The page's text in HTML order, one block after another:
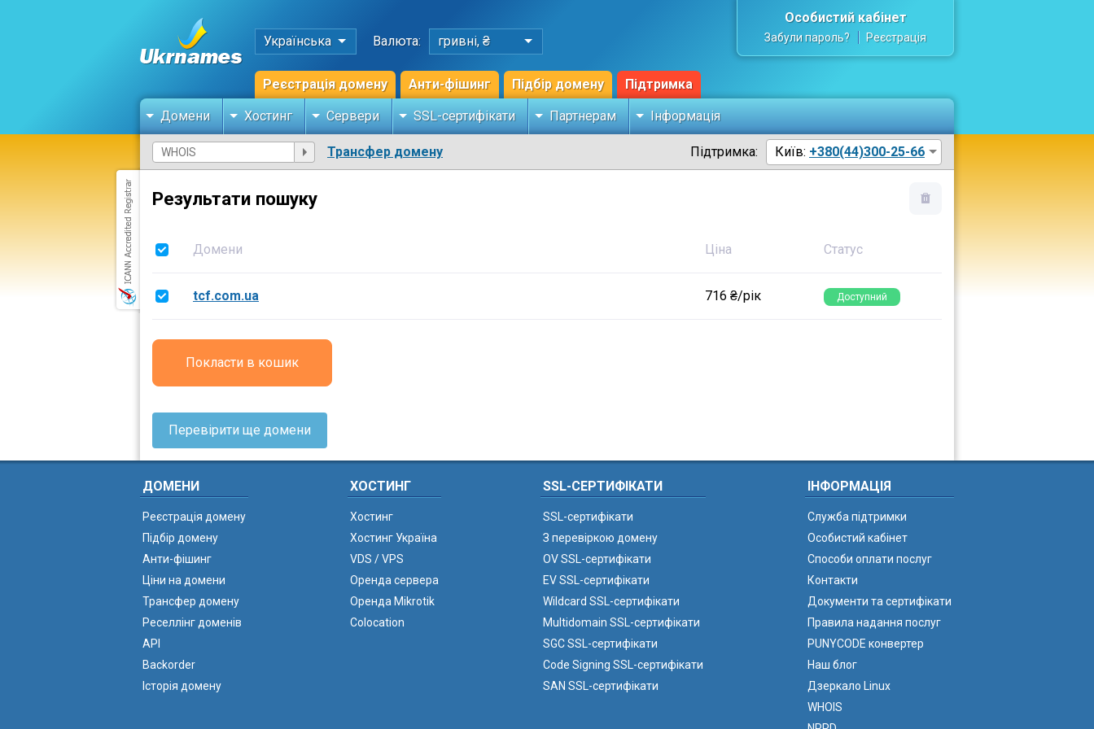
Українська Валюта: гривні, ₴
Реєстрація домену Анти-фішинг Підбір домену Підтримка
Особистий кабінет
Забули пароль? Реєстрація
Домени Хостинг Сервери SSL-сертифікати Партнерам Інформація
Трансфер домену Підтримка: Київ: +380(44)300-25-66
Результати пошуку
Домени Ціна Статус
tcf.com.ua 716 ₴/рік Доступний
Покласти в кошик
Перевірити ще домени
ДОМЕНИ
Реєстрація домену
Підбір домену
Анти-фішинг
Ціни на домени
Трансфер домену
Реселлінг доменів
API
Backorder
Історія домену
ХОСТИНГ
Хостинг
Хостинг Україна
VDS / VPS
Оренда сервера
Оренда Mikrotik
Colocation
SSL-СЕРТИФІКАТИ
SSL-сертифікати
З перевіркою домену
OV SSL-сертифікати
EV SSL-сертифікати
Wildcard SSL-сертифікати
Multidomain SSL-сертифікати
SGC SSL-сертифікати
Code Signing SSL-сертифікати
SAN SSL-сертифікати
ІНФОРМАЦІЯ
Служба підтримки
Особистий кабінет
Способи оплати послуг
Контакти
Документи та сертифікати
Правила надання послуг
PUNYCODE конвертер
Наш блог
Дзеркало Linux
WHOIS